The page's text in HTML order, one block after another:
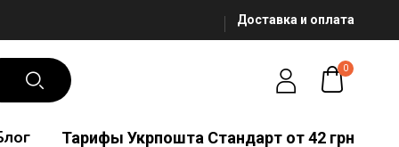
Доставка и оплата
0
Тарифы Укрпошта Стандарт от 42 грн